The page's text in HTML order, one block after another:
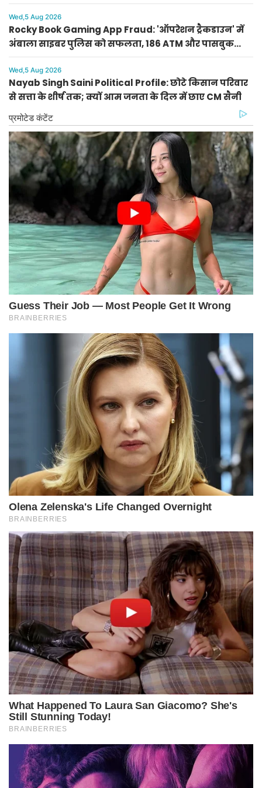
Wed,5 Aug 2026
Rocky Book Gaming App Fraud: 'ऑपरेशन ट्रैकडाउन' में
अंबाला साइबर पुलिस को सफलता, 186 ATM और पासबुक
बरामद
Wed,5 Aug 2026
Nayab Singh Saini Political Profile: छोटे किसान परिवार
से सत्ता के शीर्ष तक; क्यों आम जनता के दिल में छाए CM सैनी